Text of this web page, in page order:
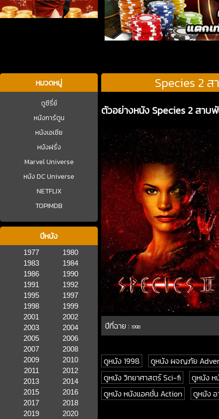
หมวดหมู่
ดูซีรี่ย์
หนังการ์ตูน
หนังเอเชีย
หนังฝรั่ง
Marvel Universe
หนัง DC Universe
NETFLIX
TOPIMDB
ปีหนัง
1977
1980
1983
1984
1986
1990
1991
1992
1995
1997
1998
1999
2001
2002
2003
2004
2005
2006
2007
2008
2009
2010
2011
2012
2013
2014
2015
2016
2017
2018
2019
2020
Species 2
ตัวอย่างหนัง Species 2 สาบ
ปีที่ฉาย :1998
ดูหนัง 1998
ดูหนัง ผจญภัย
ดูหนัง วิทยาศาสตร์ Sci-fi
ดูหนัง ห
ดูหนัง หนังแอคชั่น Action
ดูหนัง